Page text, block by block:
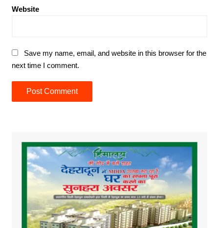
Website
Save my name, email, and website in this browser for the
next time I comment.